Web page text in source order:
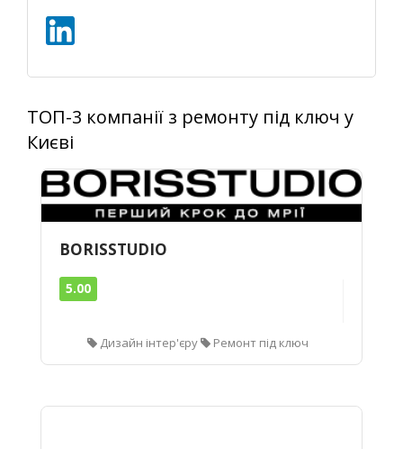
ТОП-3 компанії з ремонту під ключ у
Києві
BORISSTUDIO
5.00
Дизайн інтер'єру Ремонт під ключ